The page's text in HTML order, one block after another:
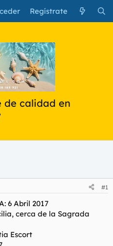
Regístrate
de calidad en
#1
6 Abril 2017
cerca de la Sagrada
Escort